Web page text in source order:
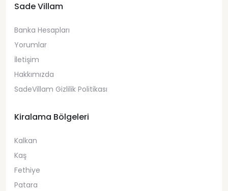
Sade Villam
Banka Hesapları
Yorumlar
İletişim
Hakkımızda
SadeVillam Gizlilik Politikası
Kiralama Bölgeleri
Kalkan
Kaş
Fethiye
Patara